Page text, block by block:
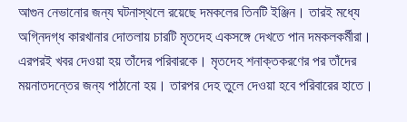
আগুন নেভানোর জন্য ঘটনাস্থলে রয়েছে দমকলের তিনটি ইঞ্জিন। তারই মধ্যে
অগ্নিদগ্ধ কারখানার দোতলায় চারটি মৃতদেহ একসঙ্গে দেখতে পান দমকলকর্মীরা।
এরপরই খবর দেওয়া হয় তাঁদের পরিবারকে। মৃতদেহ শনাক্তকরণের পর তাঁদের
ময়নাতদন্তের জন্য পাঠানো হয়। তারপর দেহ তুলে দেওয়া হবে পরিবারের হাতে।